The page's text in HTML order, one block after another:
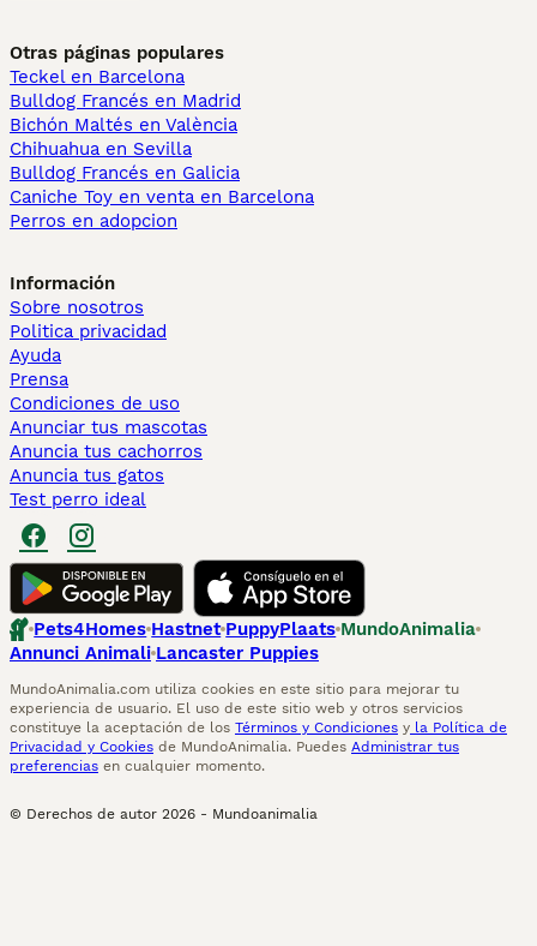
Otras páginas populares
Teckel en Barcelona
Bulldog Francés en Madrid
Bichón Maltés en València
Chihuahua en Sevilla
Bulldog Francés en Galicia
Caniche Toy en venta en Barcelona
Perros en adopcion
Información
Sobre nosotros
Politica privacidad
Ayuda
Prensa
Condiciones de uso
Anunciar tus mascotas
Anuncia tus cachorros
Anuncia tus gatos
Test perro ideal
Pets4Homes Hastnet PuppyPlaats MundoAnimalia
Annunci Animali Lancaster Puppies
MundoAnimalia.com utiliza cookies en este sitio para mejorar tu
experiencia de usuario. El uso de este sitio web y otros servicios
constituye la aceptación de los Términos y Condiciones y la Política de
Privacidad y Cookies de MundoAnimalia. Puedes Administrar tus
preferencias en cualquier momento.
© Derechos de autor 2026 - Mundoanimalia